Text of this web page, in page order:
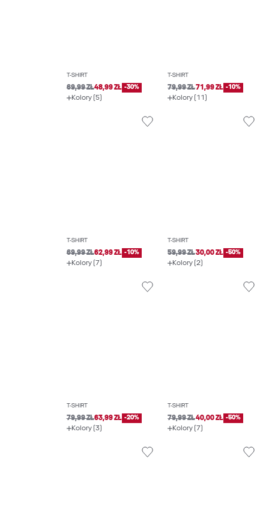
T-SHIRT
69,99 ZŁ48,99 ZŁ -30%
Kolory (5)
T-SHIRT
79,99 ZŁ71,99 ZŁ -10%
Kolory (11)
T-SHIRT
69,99 ZŁ62,99 ZŁ -10%
Kolory (7)
T-SHIRT
59,99 ZŁ30,00 ZŁ -50%
Kolory (2)
T-SHIRT
79,99 ZŁ63,99 ZŁ -20%
Kolory (3)
T-SHIRT
79,99 ZŁ40,00 ZŁ -50%
Kolory (7)